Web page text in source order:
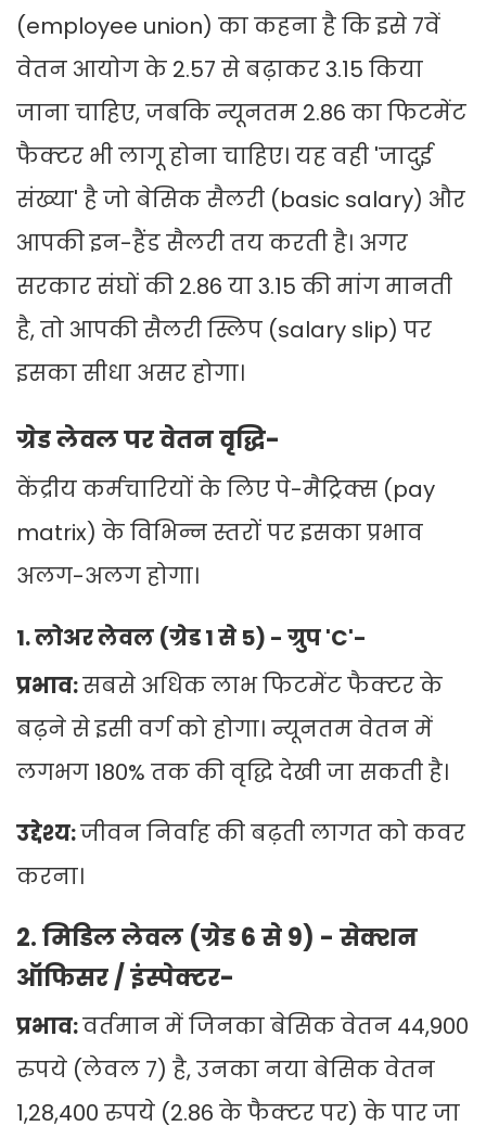
(employee union) का कहना है कि इसे 7वें
वेतन आयोग के 2.57 से बढ़ाकर 3.15 किया
जाना चाहिए, जबकि न्यूनतम 2.86 का फिटमेंट
फैक्टर भी लागू होना चाहिए। यह वही 'जादुई
संख्या' है जो बेसिक सैलरी (basic salary) और
आपकी इन-हैंड सैलरी तय करती है। अगर
सरकार संघों की 2.86 या 3.15 की मांग मानती
है, तो आपकी सैलरी स्लिप (salary slip) पर
इसका सीधा असर होगा।
ग्रेड लेवल पर वेतन वृद्धि-
केंद्रीय कर्मचारियों के लिए पे-मैट्रिक्स (pay
matrix) के विभिन्न स्तरों पर इसका प्रभाव
अलग-अलग होगा।
1. लोअर लेवल (ग्रेड 1 से 5) - ग्रुप 'C'-
प्रभाव:सबसे अधिक लाभ फिटमेंट फैक्टर के
बढ़ने से इसी वर्ग को होगा। न्यूनतम वेतन में
लगभग 180% तक की वृद्धि देखी जा सकती है।
उद्देश्य:जीवन निर्वाह की बढ़ती लागत को कवर
करना।
2. मिडिल लेवल (ग्रेड 6 से 9) - सेक्शन
ऑफिसर / इंस्पेक्टर-
प्रभाव:वर्तमान में जिनका बेसिक वेतन 44,900
रुपये (लेवल 7) है, उनका नया बेसिक वेतन
1,28,400 रुपये (2.86 के फैक्टर पर) के पार जा